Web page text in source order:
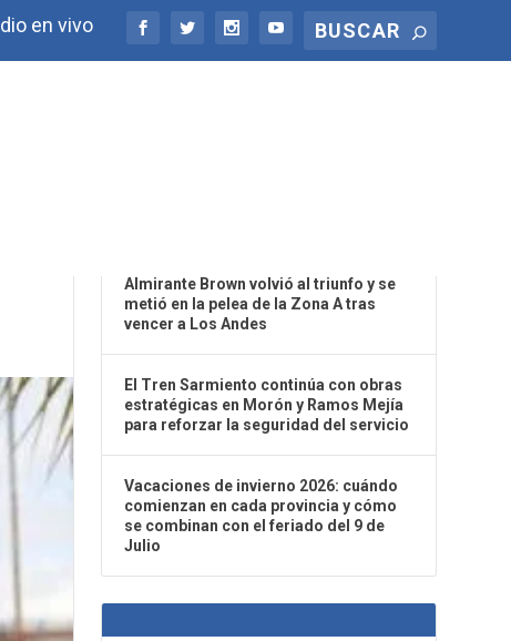
en vivo
Almirante Brown volvió al triunfo y se
metió en la pelea de la Zona A tras
vencer a Los Andes
El Tren Sarmiento continúa con obras
estratégicas en Morón y Ramos Mejía
para reforzar la seguridad del servicio
Vacaciones de invierno 2026: cuándo
comienzan en cada provincia y cómo
se combinan con el feriado del 9 de
Julio